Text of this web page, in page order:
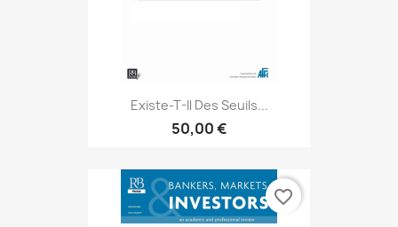
Existe-T-Il Des Seuils...
50,00 €
favorite_border